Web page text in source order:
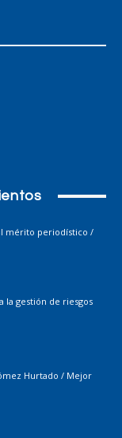
mérito periodístico /
la gestión de riesgos
Hurtado / Mejor